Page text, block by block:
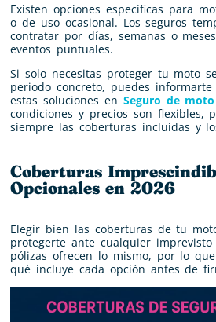
Existen opciones específicas para
o de uso ocasional. Los seguros
contratar por días, semanas o
eventos puntuales.
Si solo necesitas proteger tu moto
periodo concreto, puedes
estas soluciones en Seguro de
condiciones y precios son flexibles,
siempre las coberturas incluidas y
Coberturas
Opcionales en 2026
Elegir bien las coberturas de tu
protegerte ante cualquier
pólizas ofrecen lo mismo, por lo
qué incluye cada opción antes de